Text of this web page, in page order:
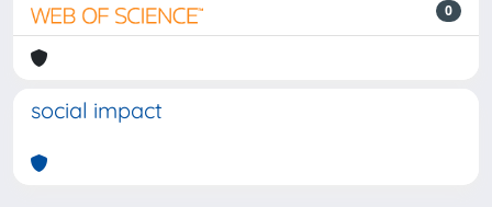
0
social impact